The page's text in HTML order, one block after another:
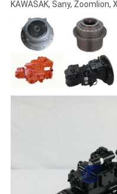
KAWASAK, Sany, Zoomlion,